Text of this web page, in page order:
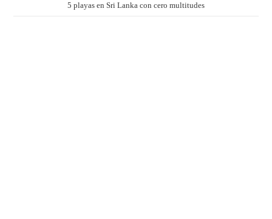
5 playas en Sri Lanka con cero multitudes